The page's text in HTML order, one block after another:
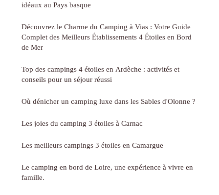
idéaux au Pays basque
Découvrez le Charme du Camping à Vias : Votre Guide
Complet des Meilleurs Établissements 4 Étoiles en Bord
de Mer
Top des campings 4 étoiles en Ardèche : activités et
conseils pour un séjour réussi
Où dénicher un camping luxe dans les Sables d'Olonne ?
Les joies du camping 3 étoiles à Carnac
Les meilleurs campings 3 étoiles en Camargue
Le camping en bord de Loire, une expérience à vivre en
famille.